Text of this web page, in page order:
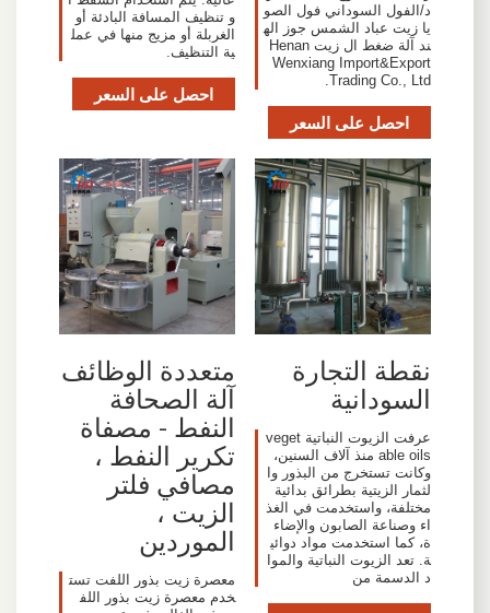
د/الفول السوداني فول الصو
يا زيت عباد الشمس جوز اله
ند آلة ضغط ال زيت Henan
Wenxiang Import&Export
Trading Co., Ltd.
احصل على السعر
و تنظيف المسافة البادئة أو
الغربلة أو مزيج منها في عمل
ية التنظيف.
احصل على السعر
نقطة التجارة
السودانية
عرفت الزيوت النباتية veget
able oils منذ آلاف السنين،
وكانت تستخرج من البذور وا
لثمار الزيتية بطرائق بدائية
مختلفة، واستخدمت في الغذ
اء وصناعة الصابون والإضاء
ة، كما استخدمت مواد دوائي
ة. تعد الزيوت النباتية والموا
د الدسمة من
متعددة الوظائف
آلة الصحافة
النفط - مصفاة
تكرير النفط ،
مصافي فلتر
الزيت ،
الموردين
معصرة زيت بذور اللفت تست
خدم معصرة زيت بذور اللف